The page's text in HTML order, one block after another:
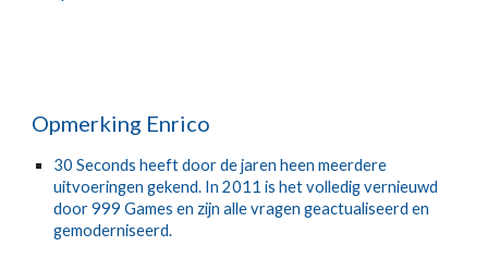
Opmerking Enrico
30 Seconds heeft door de jaren heen meerdere
uitvoeringen gekend. In 2011 is het volledig vernieuwd
door 999 Games en zijn alle vragen geactualiseerd en
gemoderniseerd.